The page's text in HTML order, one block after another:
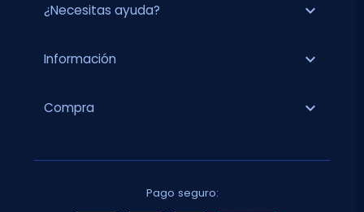
¿Necesitas ayuda? expand_more
Información expand_more
Compra expand_more
Pago seguro: